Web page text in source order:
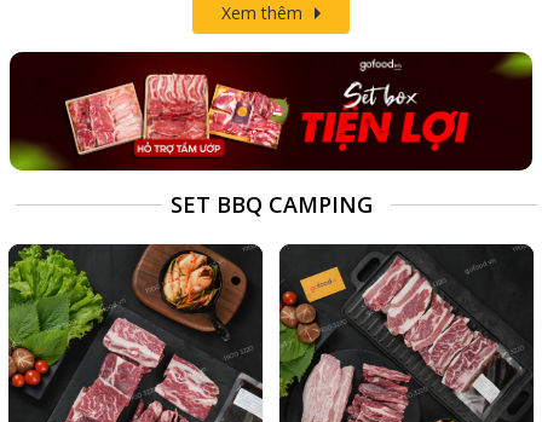
Xem thêm
SET BBQ CAMPING